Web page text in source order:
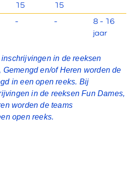
15
15
- -
8 - 16
jaar
in de reeksen
Gemengd en/of Heren worden de
in een open reeks. Bij
in de reeksen Fun Dames,
worden de teams
open reeks.